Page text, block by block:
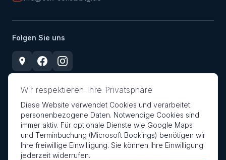
Folgen Sie uns
©2026CCX Consulting. Alle Rechte vorbehalten.
ImpressumDatenschutzerklärungCookie-Richtlinie
Wir respektieren Ihre Privatsphäre
Diese Website verwendet Cookies und verarbeitet
personenbezogene Daten. Notwendige Cookies sind
immer aktiv. Für optionale Dienste wie Google Maps
und Terminbuchung (Microsoft Bookings) benötigen wir
Ihre freiwillige Einwilligung. Sie können Ihre Einwilligung
jederzeit widerrufen.